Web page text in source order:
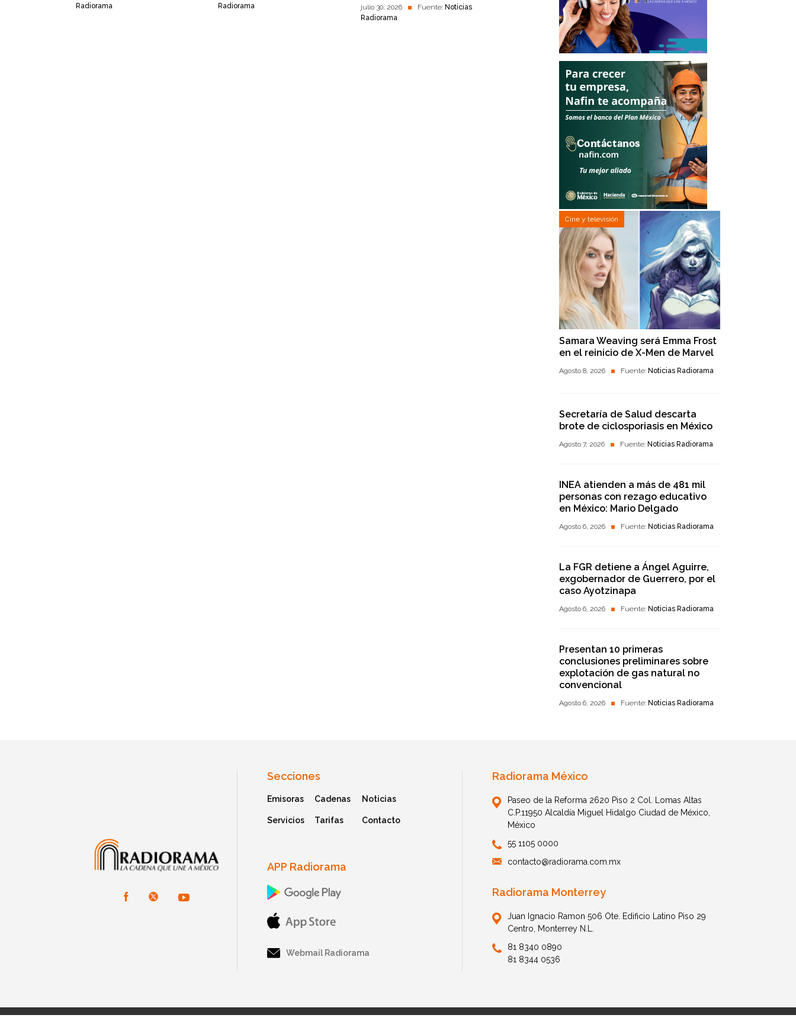
Radiorama
Radiorama
julio 30, 2026 Fuente: Noticias
Radiorama
Cine y televisión
Samara Weaving será Emma Frost
en el reinicio de X-Men de Marvel
Agosto 8, 2026 Fuente: Noticias Radiorama
Secretaría de Salud descarta
brote de ciclosporiasis en México
Agosto 7, 2026 Fuente: Noticias Radiorama
INEA atienden a más de 481 mil
personas con rezago educativo
en México: Mario Delgado
Agosto 6, 2026 Fuente: Noticias Radiorama
La FGR detiene a Ángel Aguirre,
exgobernador de Guerrero, por el
caso Ayotzinapa
Agosto 6, 2026 Fuente: Noticias Radiorama
Presentan 10 primeras
conclusiones preliminares sobre
explotación de gas natural no
convencional
Agosto 6, 2026 Fuente: Noticias Radiorama
Secciones
Emisoras Cadenas Noticias
Servicios Tarifas Contacto
APP Radiorama
Webmail Radiorama
Radiorama México
Paseo de la Reforma 2620 Piso 2 Col. Lomas Altas
C.P.11950 Alcaldía Miguel Hidalgo Ciudad de México,
México
55 1105 0000
contacto@radiorama.com.mx
Radiorama Monterrey
Juan Ignacio Ramon 506 Ote. Edificio Latino Piso 29
Centro, Monterrey N.L.
81 8340 0890
81 8344 0536